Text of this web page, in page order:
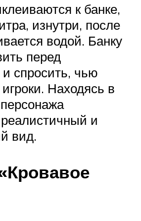
к банке,
изнутри, после
водой. Банку
перед
спросить, чью
Находясь в
и
вид.